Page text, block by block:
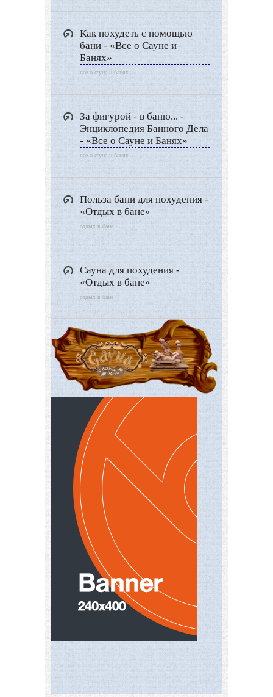
Как похудеть с помощью
бани - «Все о Сауне и
Банях»
все о сауне и банях
За фигурой - в баню... -
Энциклопедия Банного Дела
- «Все о Сауне и Банях»
все о сауне и банях
Польза бани для похудения -
«Отдых в бане»
отдых в бане
Сауна для похудения -
«Отдых в бане»
отдых в бане